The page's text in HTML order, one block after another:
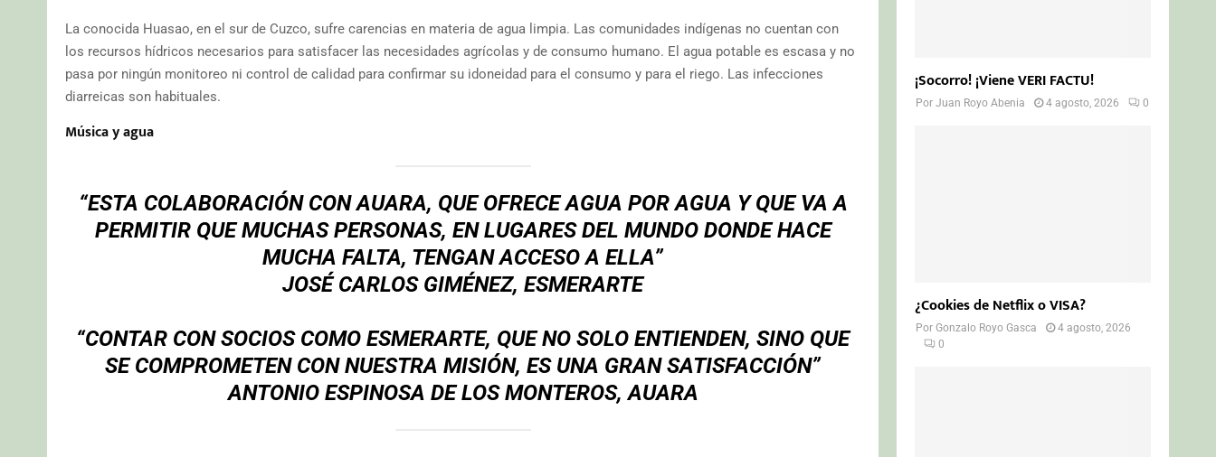
La conocida Huasao, en el sur de Cuzco, sufre carencias en materia de agua limpia. Las comunidades indígenas no cuentan con
los recursos hídricos necesarios para satisfacer las necesidades agrícolas y de consumo humano. El agua potable es escasa y no
pasa por ningún monitoreo ni control de calidad para confirmar su idoneidad para el consumo y para el riego. Las infecciones
diarreicas son habituales.
Música y agua
“ESTA COLABORACIÓN CON AUARA, QUE OFRECE AGUA POR AGUA Y QUE VA A
PERMITIR QUE MUCHAS PERSONAS, EN LUGARES DEL MUNDO DONDE HACE
MUCHA FALTA, TENGAN ACCESO A ELLA”
JOSÉ CARLOS GIMÉNEZ, ESMERARTE
“CONTAR CON SOCIOS COMO ESMERARTE, QUE NO SOLO ENTIENDEN, SINO QUE
SE COMPROMETEN CON NUESTRA MISIÓN, ES UNA GRAN SATISFACCIÓN”
ANTONIO ESPINOSA DE LOS MONTEROS, AUARA
¡Socorro! ¡Viene VERI FACTU!
PorJuan Royo Abenia 4 agosto, 2026 0
¿Cookies de Netflix o VISA?
PorGonzalo Royo Gasca
4 agosto, 2026
0